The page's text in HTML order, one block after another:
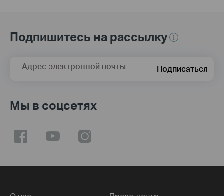
Подпишитесь на рассылку
Адрес электронной почты Подписаться
Мы в соцсетях